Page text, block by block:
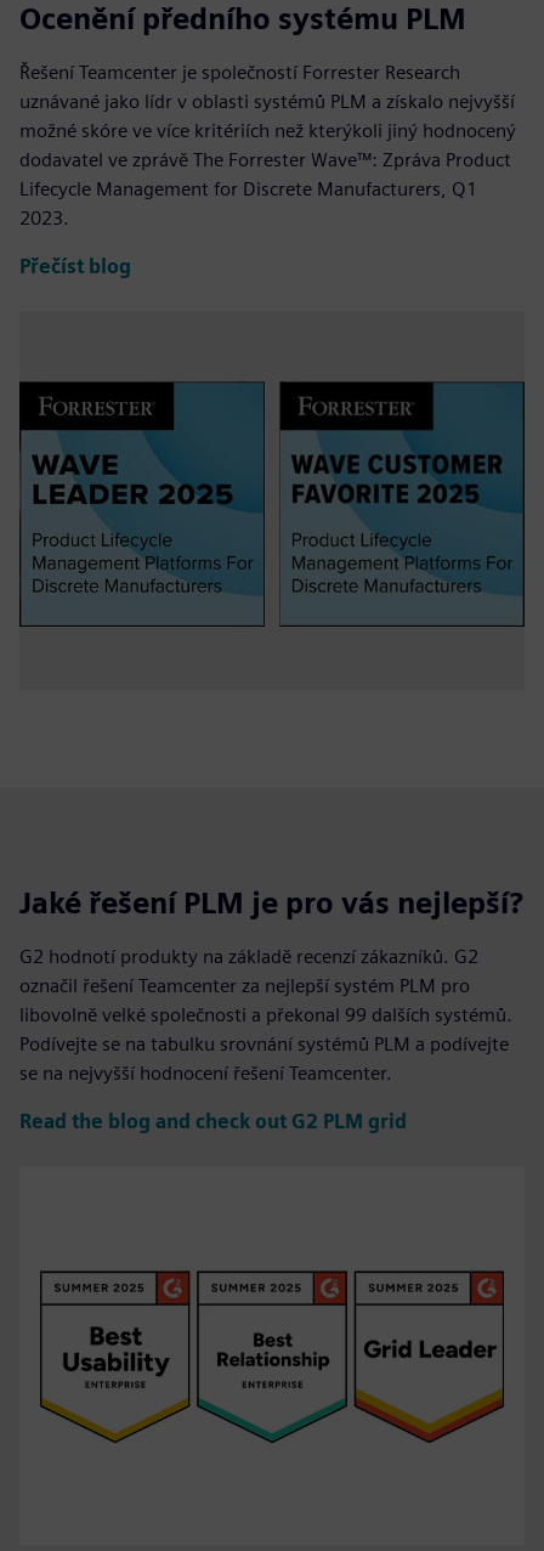
Ocenění předního systému PLM
Řešení Teamcenter je společností Forrester Research
uznávané jako lídr v oblasti systémů PLM a získalo nejvyšší
možné skóre ve více kritériích než kterýkoli jiný hodnocený
dodavatel ve zprávě The Forrester Wave™: Zpráva Product
Lifecycle Management for Discrete Manufacturers, Q1
2023.
Přečíst blog
Jaké řešení PLM je pro vás nejlepší?
G2 hodnotí produkty na základě recenzí zákazníků. G2
označil řešení Teamcenter za nejlepší systém PLM pro
libovolně velké společnosti a překonal 99 dalších systémů.
Podívejte se na tabulku srovnání systémů PLM a podívejte
se na nejvyšší hodnocení řešení Teamcenter.
Read the blog and check out G2 PLM grid